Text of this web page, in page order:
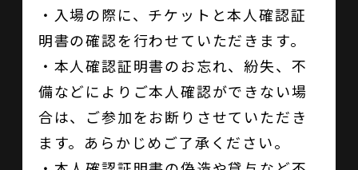
・入場の際に、チケットと本人確認証
明書の確認を行わせていただきます。
・本人確認証明書のお忘れ、紛失、不
備などによりご本人確認ができない場
合は、ご参加をお断りさせていただき
ます。あらかじめご了承ください。